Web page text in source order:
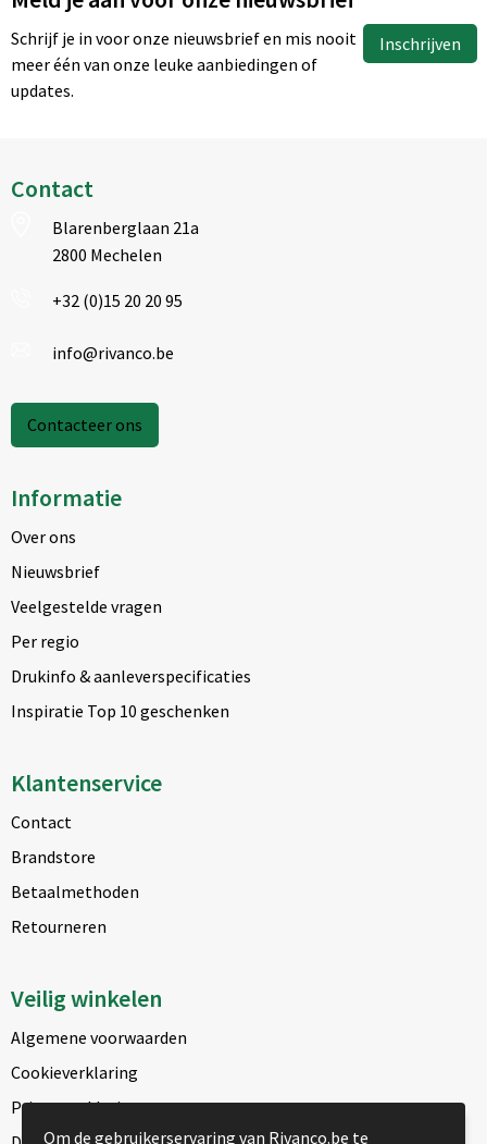
Schrijf je in voor onze nieuwsbrief en mis nooit
meer één van onze leuke aanbiedingen of
updates.
Inschrijven
Contact
Blarenberglaan 21a
2800 Mechelen
+32 (0)15 20 20 95
info@rivanco.be
Contacteer ons
Informatie
Over ons
Nieuwsbrief
Veelgestelde vragen
Per regio
Drukinfo & aanleverspecificaties
Inspiratie Top 10 geschenken
Klantenservice
Contact
Brandstore
Betaalmethoden
Retourneren
Veilig winkelen
Algemene voorwaarden
Cookieverklaring
Privacyverklaring
Om de gebruikerservaring van Rivanco.be te